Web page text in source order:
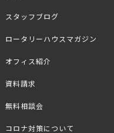
スタッフブログ
ロータリーハウスマガジン
オフィス紹介
資料請求
無料相談会
コロナ対策について